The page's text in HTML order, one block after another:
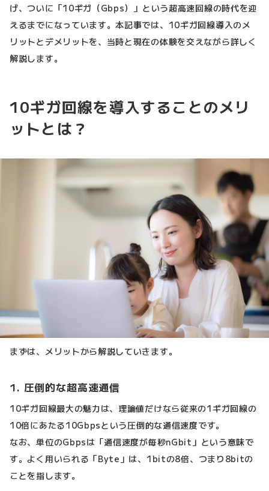
げ、ついに「10ギガ（Gbps）」という超高速回線の時代を迎
えるまでになっています。本記事では、10ギガ回線導入のメ
リットとデメリットを、当時と現在の体験を交えながら詳しく
解説します。
10ギガ回線を導入することのメリ
ットとは？
まずは、メリットから解説していきます。
1. 圧倒的な超高速通信
10ギガ回線最大の魅力は、理論値だけなら従来の1ギガ回線の
10倍にあたる10Gbpsという圧倒的な通信速度です。
なお、単位のGbpsは「通信速度が毎秒nGbit」という意味で
す。よく用いられる「Byte」は、1bitの8倍、つまり8bitの
ことを指します。